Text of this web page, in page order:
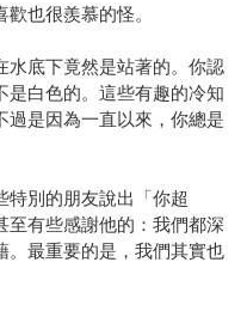
也很羨慕的怪。
水底下竟然是站著的。你認
是白色的。這些有趣的冷知
過是因為一直以來，你總是
特別的朋友說出「你超
至有些感謝他的：我們都深
。最重要的是，我們其實也